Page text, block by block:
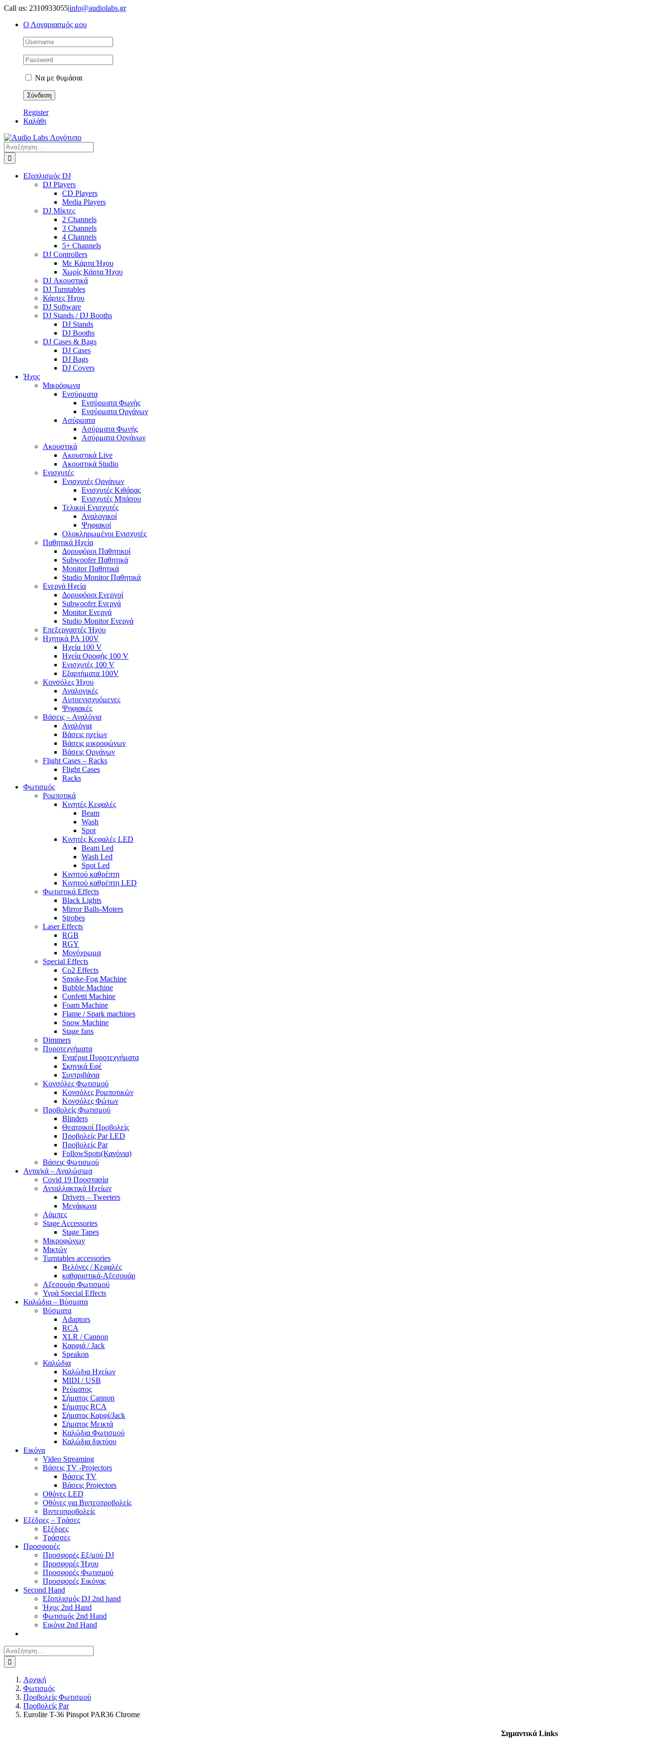
Μετάβαση
περιεχόμενο
Call us: 2310933055|info@audiolabs.gr
Ο Λογαριασμός μου
Να με θυμάσαι
Register
Καλάθι
Αναζήτηση
για:
Εξοπλισμός DJ
DJ Players
CD Players
Media Players
DJ Μίκτες
2 Channels
3 Channels
4 Channels
5+ Channels
DJ Controllers
Με Κάρτα Ήχου
Χωρίς Κάρτα Ήχου
DJ Ακουστικά
DJ Turntables
Κάρτες Ήχου
DJ Software
DJ Stands / DJ Booths
DJ Stands
DJ Booths
DJ Cases & Bags
DJ Cases
DJ Bags
DJ Covers
Ήχος
Μικρόφωνα
Ενσύρματα
Ενσύρματα Φωνής
Ενσύρματα Οργάνων
Ασύρματα
Ασύρματα Φωνής
Ασύρματα Οργάνων
Ακουστικά
Ακουστικά Live
Ακουστικά Studio
Ενισχυτές
Ενισχυτές Οργάνων
Ενισχυτές Κιθάρας
Ενισχυτές Μπάσου
Τελικοί Ενισχυτές
Αναλογικοί
Ψηφιακοί
Ολοκληρωμένοι Ενισχυτές
Παθητικά Ηχεία
Δορυφόροι Παθητικοί
Subwoofer Παθητικά
Monitor Παθητικά
Studio Monitor Παθητικά
Ενεργά Ηχεία
Δορυφόροι Ενεργοί
Subwoofer Ενεργά
Monitor Ενεργά
Studio Monitor Ενεργά
Επεξεργαστές Ήχου
Ηχητικά PA 100V
Ηχεία 100 V
Ηχεία Οροφής 100 V
Ενισχυτές 100 V
Εξαρτήματα 100V
Κονσόλες Ήχου
Αναλογικές
Αυτοενισχυόμενες
Ψηφιακές
Βάσεις – Αναλόγια
Αναλόγια
Βάσεις ηχείων
Βάσεις μικροφώνων
Βάσεις Οργάνων
Flight Cases – Racks
Flight Cases
Racks
Φωτισμός
Ρομποτικά
Κινητές Κεφαλές
Beam
Wash
Spot
Κινητές Κεφαλές LED
Beam Led
Wash Led
Spot Led
Κινητού καθρέπτη
Κινητού καθρέπτη LED
Φωτιστικά Effects
Black Lights
Mirror Balls-Moters
Strobes
Laser Effects
RGB
RGY
Μονόχρωμα
Special Effects
Co2 Effects
Smoke-Fog Machine
Bubble Machine
Confetti Machine
Foam Machine
Flame / Spark machines
Snow Machine
Stage fans
Dimmers
Πυροτεχνήματα
Εναέρια Πυροτεχνήματα
Σκηνικά Εφέ
Συντριβάνια
Κονσόλες Φωτισμού
Κονσόλες Ρομποτικών
Κονσόλες Φώτων
Προβολείς Φωτισμού
Blinders
Θεατρικοί Προβολείς
Προβολείς Par LED
Προβολείς Par
FollowSpots(Κανόνια)
Βάσεις Φωτισμού
Αντα/κά – Αναλώσιμα
Covid 19 Προστασία
Ανταλλακτικά Ηχείων
Drivers – Tweeters
Μεγάφωνα
Λάμπες
Stage Accessories
Stage Tapes
Μικροφώνων
Μικτών
Turntables accessories
Βελόνες / Κεφαλές
καθαριστικά-Αξεσουάρ
Αξεσουάρ Φωτισμού
Υγρά Special Effects
Καλώδια – Βύσματα
Βύσματα
Adaptors
RCA
XLR / Cannon
Καρφιά / Jack
Speakon
Καλώδια
Καλώδια Ηχείων
MIDI / USB
Ρεύματος
Σήματος Cannon
Σήματος RCA
Σήματος Καρφί/Jack
Σήματος Μεικτά
Καλώδια Φωτισμού
Καλώδια δικτύου
Εικόνα
Video Streaming
Βάσεις TV -Projectors
Βάσεις TV
Βάσεις Projectors
Οθόνες LED
Οθόνες για Βιντεοπροβολείς
Βιντεοπροβολείς
Εξέδρες – Τράσες
Εξέδρες
Τράσσες
Προσφορές
Προσφορές Εξ/μού DJ
Προσφορές Ήχου
Προσφορές Φωτισμού
Προσφορές Εικόνας
Second Hand
Εξοπλισμός DJ 2nd hand
Ήχος 2nd Hand
Φωτισμός 2nd Hand
Εικόνα 2nd Hand
Αναζήτηση
για:
Αρχική
Φωτισμός
Προβολείς Φωτισμού
Προβολείς Par
Eurolite T-36 Pinspot PAR36 Chrome
Σημαντικά Links